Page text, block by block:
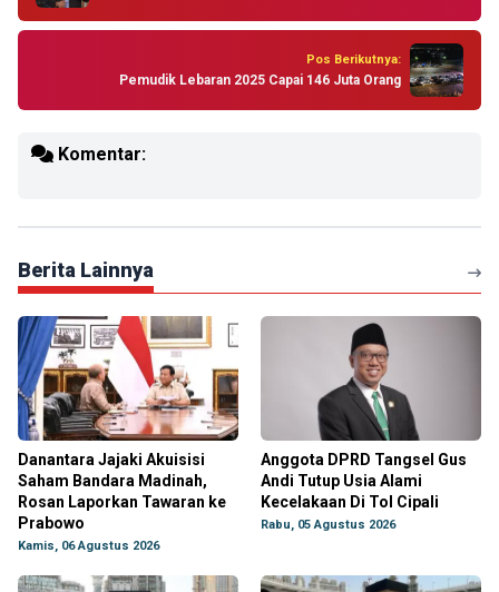
Pos Berikutnya:
Pemudik Lebaran 2025 Capai 146 Juta Orang
Komentar:
Berita Lainnya
Danantara Jajaki Akuisisi
Saham Bandara Madinah,
Rosan Laporkan Tawaran ke
Prabowo
Kamis, 06 Agustus 2026
Anggota DPRD Tangsel Gus
Andi Tutup Usia Alami
Kecelakaan Di Tol Cipali
Rabu, 05 Agustus 2026